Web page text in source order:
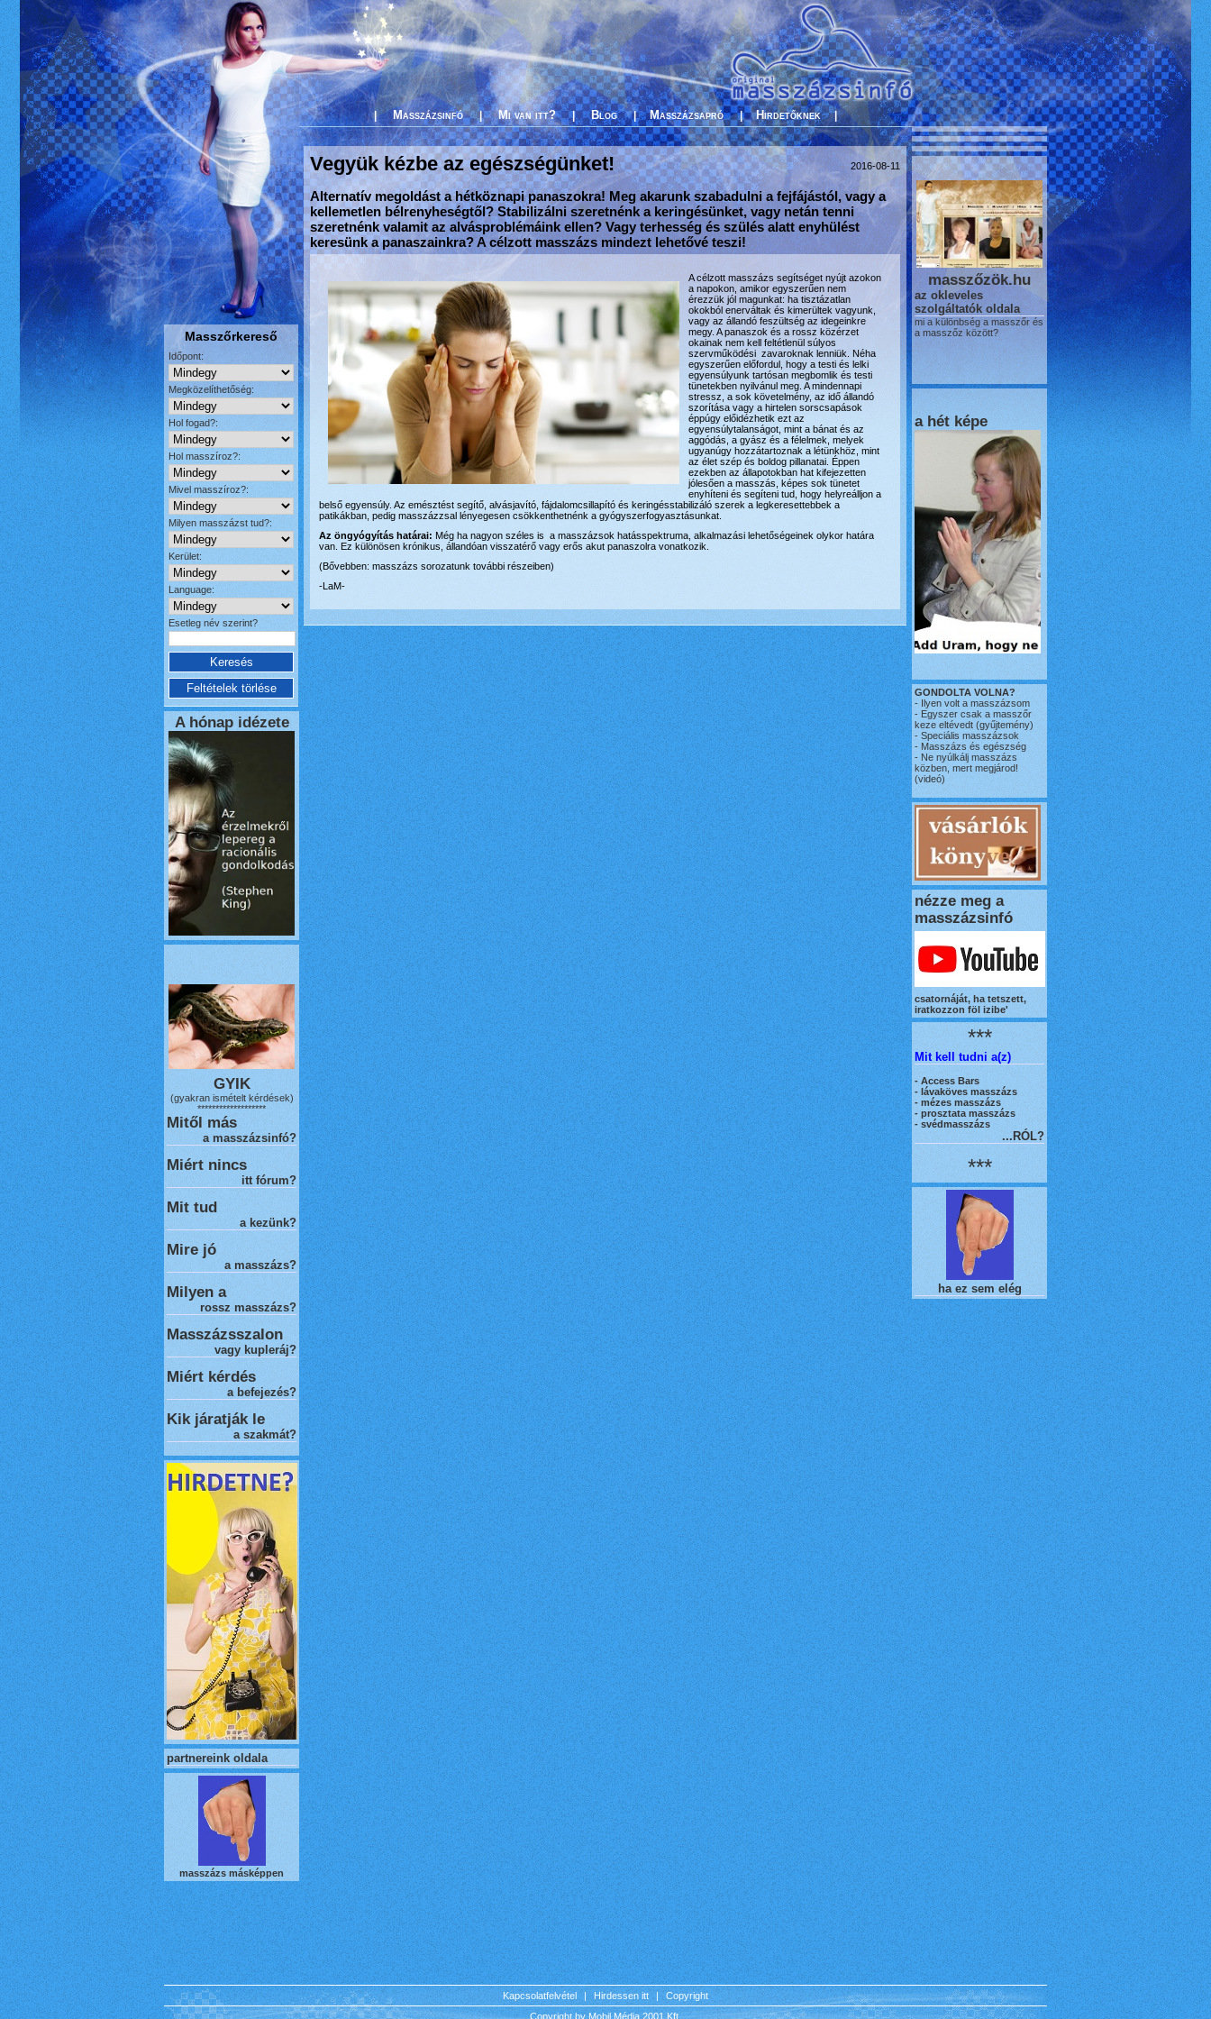
Masszőrkereső
Időpont:
Megközelíthetőség:
Hol fogad?:
Hol masszíroz?:
Mivel masszíroz?:
Milyen masszázst tud?:
Kerület:
Language:
Esetleg név szerint?
A hónap idézete
GYIK
(gyakran ismételt kérdések)
*******************
Mitől más
a masszázsinfó?
Miért nincs
itt fórum?
Mit tud
a kezünk?
Mire jó
a masszázs?
Milyen a
rossz masszázs?
Masszázsszalon
vagy kupleráj?
Miért kérdés
a befejezés?
Kik járatják le
a szakmát?
partnereink oldala
masszázs másképpen
| Masszázsinfó | Mi van itt? | Blog | Masszázsapró | Hirdetőknek |
Vegyük kézbe az egészségünket! 2016-08-11
Alternatív megoldást a hétköznapi panaszokra! Meg akarunk szabadulni a fejfájástól, vagy a
kellemetlen bélrenyheségtől? Stabilizálni szeretnénk a keringésünket, vagy netán tenni
szeretnénk valamit az alvásproblémáink ellen? Vagy terhesség és szülés alatt enyhülést
keresünk a panaszainkra? A célzott masszázs mindezt lehetővé teszi!
A célzott masszázs segítséget nyújt azokon
a napokon, amikor egyszerűen nem
érezzük jól magunkat: ha tisztázatlan
okokból enerváltak és kimerültek vagyunk,
vagy az állandó feszültség az idegeinkre
megy. A panaszok és a rossz közérzet
okainak nem kell feltétlenül súlyos
szervműködési zavaroknak lenniük. Néha
egyszerűen előfordul, hogy a testi és lelki
egyensúlyunk tartósan megbomlik és testi
tünetekben nyilvánul meg. A mindennapi
stressz, a sok követelmény, az idő állandó
szorítása vagy a hirtelen sorscsapások
éppúgy előidézhetik ezt az
egyensúlytalanságot, mint a bánat és az
aggódás, a gyász és a félelmek, melyek
ugyanúgy hozzátartoznak a létünkhöz, mint
az élet szép és boldog pillanatai. Éppen
ezekben az állapotokban hat kifejezetten
jólesően a masszás, képes sok tünetet
enyhíteni és segíteni tud, hogy helyreálljon a
belső egyensúly. Az emésztést segítő, alvásjavító, fájdalomcsillapító és keringésstabilizáló szerek a legkeresettebbek a
patikákban, pedig masszázzsal lényegesen csökkenthetnénk a gyógyszerfogyasztásunkat.
Az öngyógyítás határai: Még ha nagyon széles is a masszázsok hatásspektruma, alkalmazási lehetőségeinek olykor határa
van. Ez különösen krónikus, állandóan visszatérő vagy erős akut panaszolra vonatkozik.
(Bővebben: masszázs sorozatunk további részeiben)
-LaM-
masszőzök.hu
az okleveles
szolgáltatók oldala
mi a különbség a masszőr és
a masszőz között?
a hét képe
GONDOLTA VOLNA?
- Ilyen volt a masszázsom
- Egyszer csak a masszőr
keze eltévedt (gyűjtemény)
- Speciális masszázsok
- Masszázs és egészség
- Ne nyúlkálj masszázs
közben, mert megjárod!
(videó)
nézze meg a
masszázsinfó
csatornáját, ha tetszett,
iratkozzon föl izibe'
***
Mit kell tudni a(z)
- Access Bars
- lávaköves masszázs
- mézes masszázs
- prosztata masszázs
- svédmasszázs
...RÓL?
***
ha ez sem elég
Kapcsolatfelvétel | Hirdessen itt |
Copyright
Copyright by Mobil Média 2001 Kft.